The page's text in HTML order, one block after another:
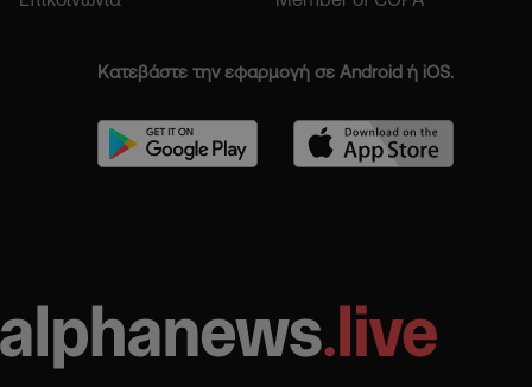
Κατεβάστε την εφαρμογή σε Android ή iOS.